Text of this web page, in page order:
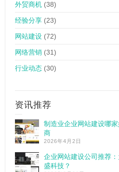
外贸商机 (38)
经验分享 (23)
网站建设 (72)
网络营销 (31)
行业动态 (30)
资讯推荐
制造业企业网站建设哪
商
2026年4月2日
企业网站建设公司推荐
盛科技？